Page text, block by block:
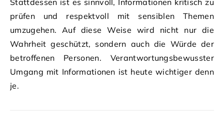
prüfen und respektvoll mit sensiblen Themen
umzugehen. Auf diese Weise wird nicht nur die
Wahrheit geschützt, sondern auch die Würde der
betroffenen Personen. Verantwortungsbewusster
Umgang mit Informationen ist heute wichtiger denn
je.